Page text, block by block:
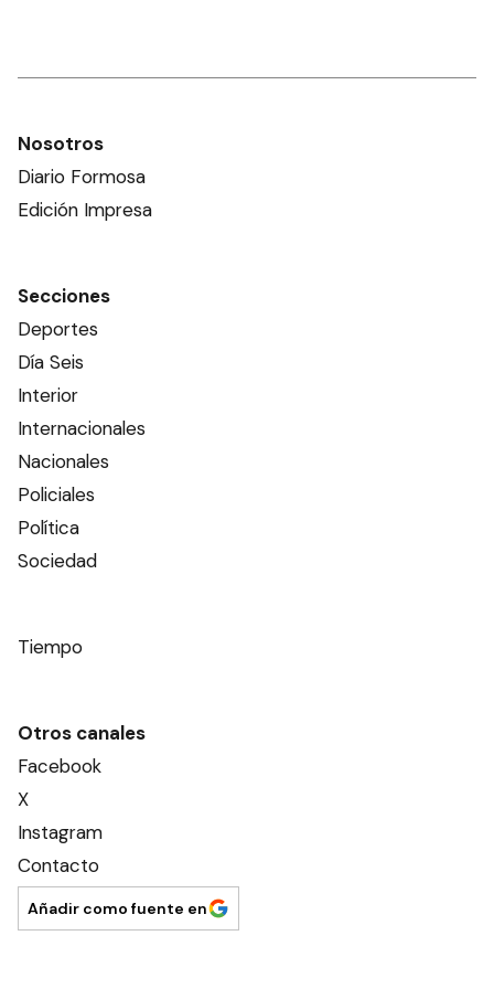
Nosotros
Diario Formosa
Edición Impresa
Secciones
Deportes
Día Seis
Interior
Internacionales
Nacionales
Policiales
Política
Sociedad
Tiempo
Otros canales
Facebook
X
Instagram
Contacto
Añadir como fuente en